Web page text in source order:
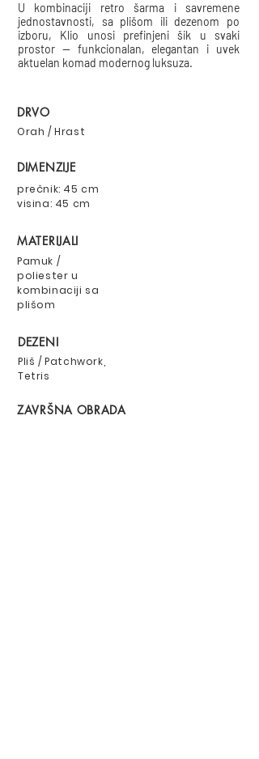
U kombinaciji retro šarma i savremene
jednostavnosti, sa plišom ili dezenom po
izboru, Klio unosi prefinjeni šik u svaki
prostor — funkcionalan, elegantan i uvek
aktuelan komad modernog luksuza.
DRVO
Orah / Hrast
DIMENZIJE
prečnik: 45 cm
visina: 45 cm
MATERIJALI
Pamuk /
poliester u
kombinaciji sa
plišom
DEZENI
Pliš / Patchwork,
Tetris
ZAVRŠNA OBRADA